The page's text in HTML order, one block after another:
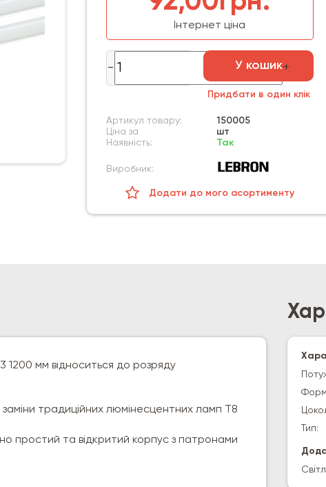
Інтернет ціна
У кошик
Придбати в один клік
Артикул товару:
150005
Ціна за
шт
Наявність:
Так
Виробник:
Додати до мого асортименту
1200 мм відноситься до розряду
традиційних люмінесцентних ламп Т8
простий та відкритий корпус з патронами
Тип: